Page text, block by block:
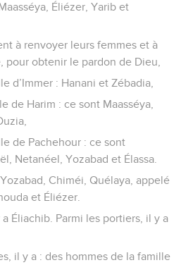
Éliézer, Yarib et
à renvoyer leurs femmes et à
pour obtenir le pardon de Dieu,
d’Immer : Hanani et Zébadia,
de Harim : ce sont Maasséya,
de Pachehour : ce sont
Netanéel, Yozabad et Élassa.
Chiméi, Quélaya, appelé
et Éliézer.
Éliachib. Parmi les portiers, il y a
il y a : des hommes de la famille